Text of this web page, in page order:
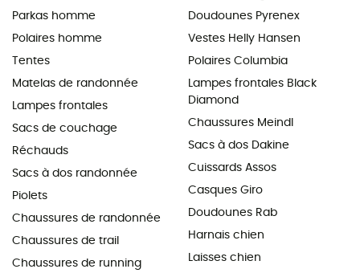
Parkas homme
Polaires homme
Tentes
Matelas de randonnée
Lampes frontales
Sacs de couchage
Réchauds
Sacs à dos randonnée
Piolets
Chaussures de randonnée
Chaussures de trail
Chaussures de running
Doudounes Pyrenex
Vestes Helly Hansen
Polaires Columbia
Lampes frontales Black
Diamond
Chaussures Meindl
Sacs à dos Dakine
Cuissards Assos
Casques Giro
Doudounes Rab
Harnais chien
Laisses chien